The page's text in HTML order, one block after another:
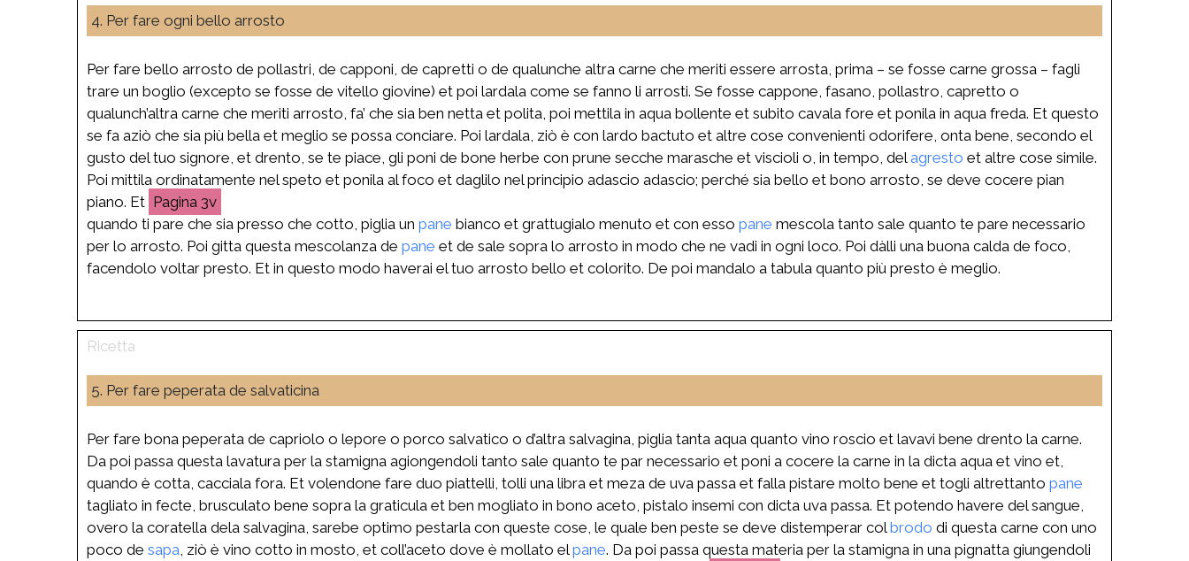
4. Per fare ogni bello arrosto
Per fare bello arrosto de pollastri, de capponi, de capretti o de qualunche altra carne che meriti essere arrosta, prima – se fosse carne grossa – fagli
trare un boglio (excepto se fosse de vitello giovine) et poi lardala come se fanno li arrosti. Se fosse cappone, fasano, pollastro, capretto o
qualunch’altra carne che meriti arrosto, fa’ che sia ben netta et polita, poi mettila in aqua bollente et subito cavala fore et ponila in aqua freda. Et questo
se fa aziò che sia più bella et meglio se possa conciare. Poi lardala, ziò è con lardo bactuto et altre cose convenienti odorifere, onta bene, secondo el
gusto del tuo signore, et drento, se te piace, gli poni de bone herbe con prune secche marasche et viscioli o, in tempo, delagresto et altre cose simile.
Poi mittila ordinatamente nel speto et ponila al foco et daglilo nel principio adascio adascio; perché sia bello et bono arrosto, se deve cocere pian
piano. Et
3v
quando ti pare che sia presso che cotto, piglia un pane bianco et grattugialo menuto et con esso pane mescola tanto sale quanto te pare necessario
per lo arrosto. Poi gitta questa mescolanza de pane et de sale sopra lo arrosto in modo che ne vadi in ogni loco. Poi dàlli una buona calda de foco,
facendolo voltar presto. Et in questo modo haverai el tuo arrosto bello et colorito. De poi mandalo a tabula quanto più presto è meglio.
5. Per fare peperata de salvaticina
Per fare bona peperata de capriolo o lepore o porco salvatico o d’altra salvagina, piglia tanta aqua quanto vino roscio et lavavi bene drento la carne.
Da poi passa questa lavatura per la stamigna agiongendoli tanto sale quanto te par necessario et poni a cocere la carne in la dicta aqua et vino et,
quando è cotta, cacciala fora. Et volendone fare duo piattelli, tolli una libra et meza de uva passa et falla pistare molto bene et togli altrettanto pane
tagliato in fecte, brusculato bene sopra la graticula et ben mogliato in bono aceto, pistalo insemi con dicta uva passa. Et potendo havere del sangue,
overo la coratella dela salvagina, sarebe optimo pestarla con queste cose, le quale ben peste se deve distemperar colbrodo di questa carne con uno
poco de sapa , ziò è vino cotto in mosto, et coll’aceto dove è mollato elpane. Da poi passa questa materia per la stamigna in una pignatta giungendoli